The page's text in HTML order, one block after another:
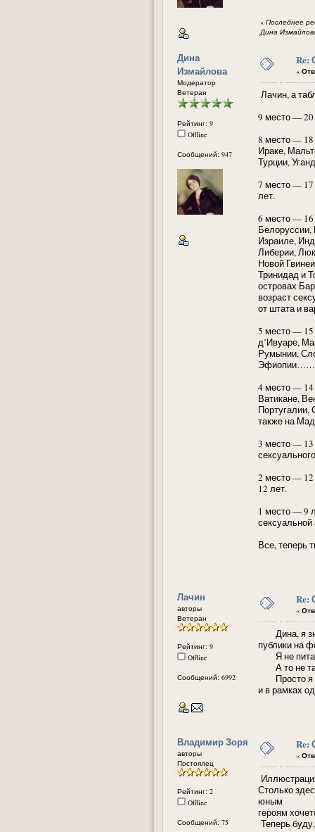
« Последнее
Дина
Дина
Измайлова
Модератор
Ветеран
Рейтинг: 9
Offline
Сообщений: 947
Re:
«
Лачин, а
9 место — 20
8 место — 18
Ираке,
Турции,
7 место — 17
лет.
6 место — 16
Белоруссии,
Израиле,
Либерии,
Новой
Тринидад и
островах
возраст
от штата и
5 место — 15
д’Ивуаре,
Румынии,
Эфиопии……а
4 место — 14
Ватикане,
Португалии,
также на
3 место — 13
2 место — 12
12 лет.
1 место — 9
сексуальной
Все, теперь
Лачин
авторы
Ветеран
Рейтинг: 9
Offline
Сообщений: 6992
Re:
«
Дина, я
публики на
Я не питаю
А то не
Просто я
и в рамках
Владимир Зоря
авторы
Постоялец
Рейтинг: 2
Offline
Сообщений: 75
Re:
«
Столько
юным
героям
Теперь